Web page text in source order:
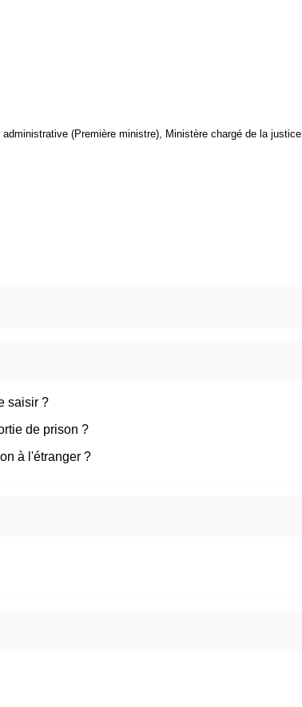
(Première ministre), Ministère chargé de la justice
saisir ?
de prison ?
à l'étranger ?